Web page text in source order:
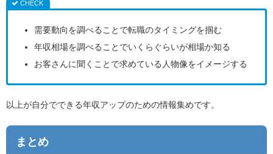
需要動向を調べることで転職のタイミングを掴む
年収相場を調べることでいくらぐらいが相場か知る
お客さんに聞くことで求めている人物像をイメージする
以上が自分でできる年収アップのための情報集めです。
まとめ